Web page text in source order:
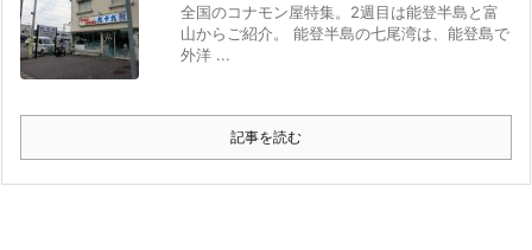
全国のコナモン屋特集。2週目は能登半島と富
山からご紹介。 能登半島の七尾湾は、能登島で
外洋 ...
記事を読む